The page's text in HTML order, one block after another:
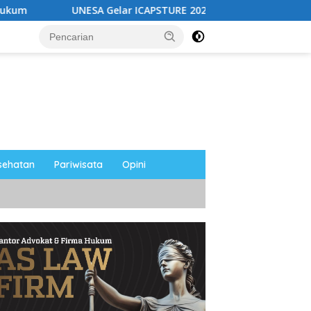
Gelar ICAPSTURE 2026 di Magetan, Dorong Inovasi untuk
Pariwisata Opini